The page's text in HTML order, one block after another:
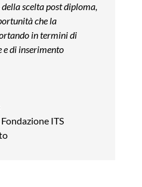
scelta post diploma,
che la
in termini di
e di inserimento
Fondazione ITS